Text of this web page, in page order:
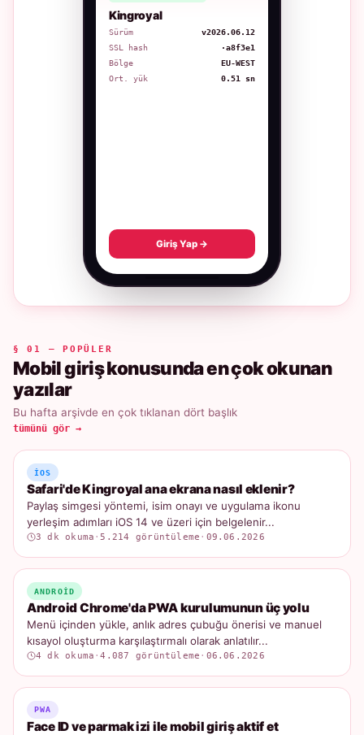
Kingroyal
Sürüm
v2026.06.12
SSL hash
·a8f3e1
Bölge
EU-WEST
Ort. yük
0.51 sn
Giriş Yap →
§ 01 — POPÜLER
Mobil giriş konusunda en çok okunan
yazılar
Bu hafta arşivde en çok tıklanan dört başlık
tümünü gör →
IOS
Safari'de Kingroyal ana ekrana nasıl eklenir?
Paylaş simgesi yöntemi, isim onayı ve uygulama ikonu
yerleşim adımları iOS 14 ve üzeri için belgelenir...
3 dk okuma ·5.214 görüntüleme · 09.06.2026
ANDROID
Android Chrome'da PWA kurulumunun üç yolu
Menü içinden yükle, anlık adres çubuğu önerisi ve manuel
kısayol oluşturma karşılaştırmalı olarak anlatılır...
4 dk okuma ·4.087 görüntüleme · 06.06.2026
PWA
Face ID ve parmak izi ile mobil giriş aktif et